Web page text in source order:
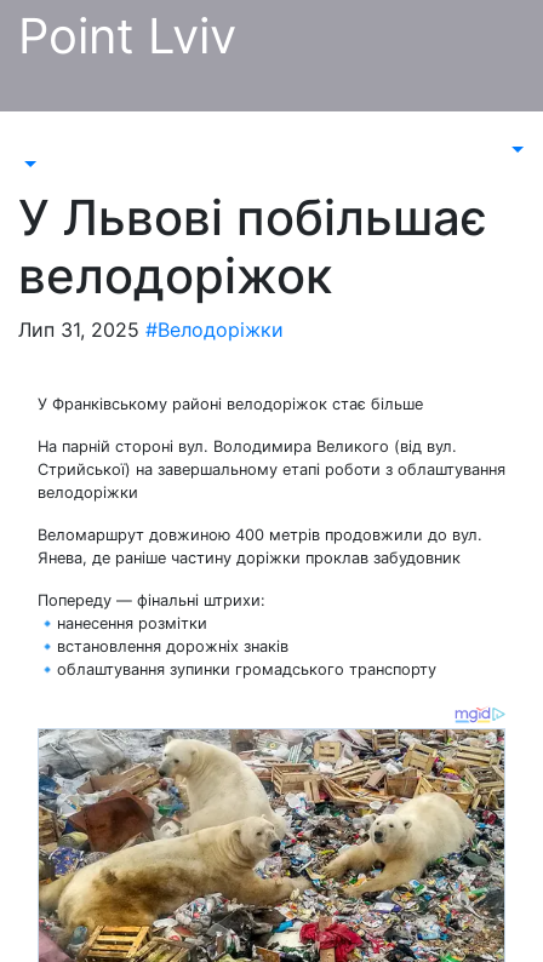
Перейти
Point Lviv
У Львові побільшає
велодоріжок
Лип 31, 2025 #Велодоріжки
У Франківському районі велодоріжок стає більше
На парній стороні вул. Володимира Великого (від вул.
Стрийської) на завершальному етапі роботи з облаштування
велодоріжки
Веломаршрут довжиною 400 метрів продовжили до вул.
Янева, де раніше частину доріжки проклав забудовник
Попереду — фінальні штрихи:
🔹нанесення розмітки
🔹встановлення дорожніх знаків
🔹облаштування зупинки громадського транспорту